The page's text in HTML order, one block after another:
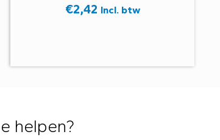
€2,42 Incl. btw
helpen?